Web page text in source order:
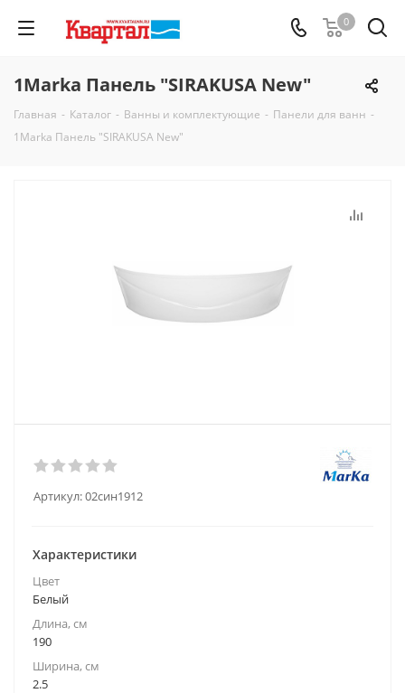
0
1Marka Панель "SIRAKUSA New"
Главная - Каталог - Ванны и комплектующие - Панели для ванн -
1Marka Панель "SIRAKUSA New"
Артикул:02син1912
Характеристики
Цвет
Белый
Длина, см
190
Ширина, см
2.5